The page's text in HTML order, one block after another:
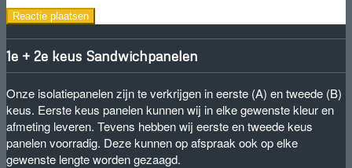
1e + 2e keus Sandwichpanelen
Onze isolatiepanelen zijn te verkrijgen in eerste (A) en tweede (B)
keus. Eerste keus panelen kunnen wij in elke gewenste kleur en
afmeting leveren. Tevens hebben wij eerste en tweede keus
panelen voorradig. Deze kunnen op afspraak ook op elke
gewenste lengte worden gezaagd.